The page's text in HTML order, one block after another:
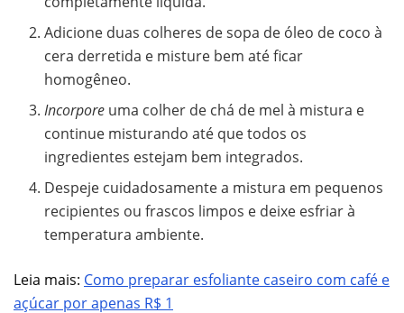
Adicione duas colheres de sopa de óleo de coco à
cera derretida e misture bem até ficar
homogêneo.
Incorpore uma colher de chá de mel à mistura e
continue misturando até que todos os
ingredientes estejam bem integrados.
Despeje cuidadosamente a mistura em pequenos
recipientes ou frascos limpos e deixe esfriar à
temperatura ambiente.
Leia mais: Como preparar esfoliante caseiro com café e
açúcar por apenas R$ 1